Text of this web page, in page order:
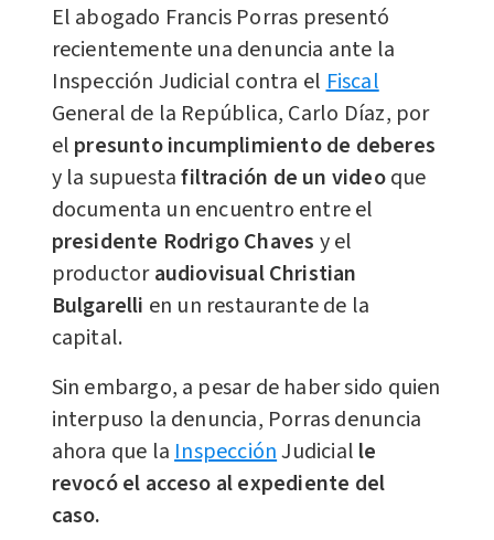
El abogado Francis Porras presentó
recientemente una denuncia ante la
Inspección Judicial contra el Fiscal
General de la República, Carlo Díaz, por
el presunto incumplimiento de deberes
y la supuestafiltración de un videoque
documenta un encuentro entre el
presidente Rodrigo Chaves y el
productoraudiovisual Christian
Bulgarelli en un restaurante de la
capital.
Sin embargo, a pesar de haber sido quien
interpuso la denuncia, Porras denuncia
ahora que la InspecciónJudicial le
revocó el acceso al expediente del
caso.